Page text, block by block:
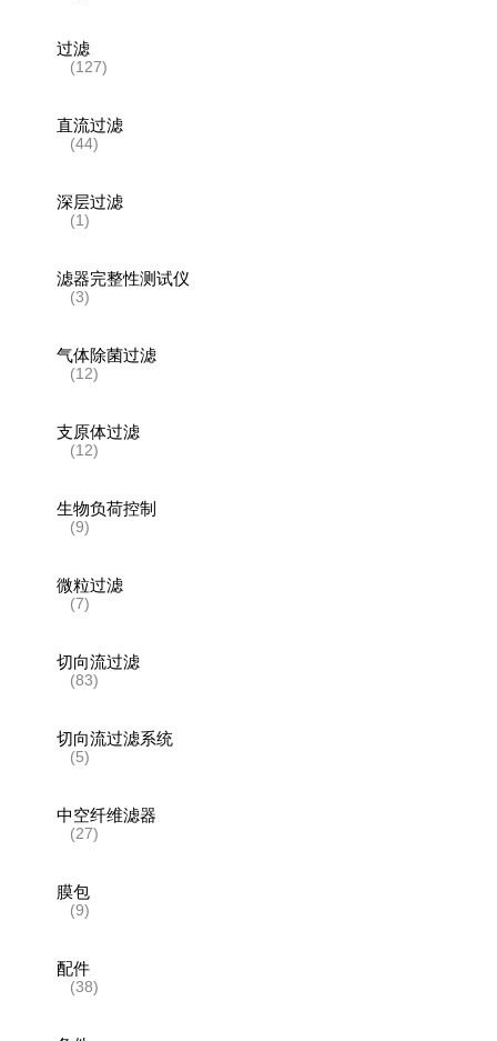
过滤
(127)
直流过滤
(44)
深层过滤
(1)
滤器完整性测试仪
(3)
气体除菌过滤
(12)
支原体过滤
(12)
生物负荷控制
(9)
微粒过滤
(7)
切向流过滤
(83)
切向流过滤系统
(5)
中空纤维滤器
(27)
膜包
(9)
配件
(38)